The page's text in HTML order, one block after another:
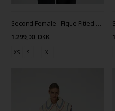
Second Female - Fique Fitted Blazer - Sort
1.299,00 DKK
XS S L XL